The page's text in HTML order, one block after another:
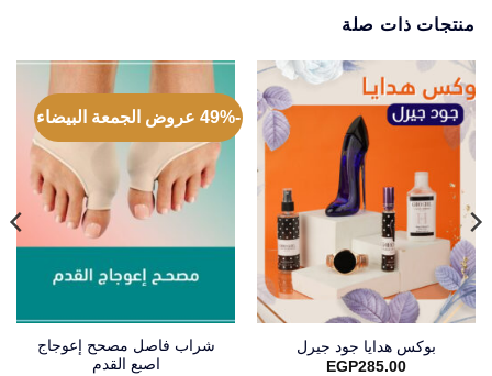
منتجات ذات صلة
بوكس هدايا جود جيرل
EGP285.00
-49% عروض الجمعة البيضاء
شراب فاصل مصحح إعوجاج
اصبع القدم